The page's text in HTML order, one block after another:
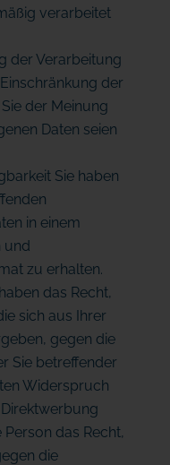
verarbeitet
der Verarbeitung
der
der Meinung
Daten seien
Sie haben
in einem
und
zu erhalten.
das Recht,
sich aus Ihrer
gegen die
Sie betreffender
Widerspruch
das Recht,
die